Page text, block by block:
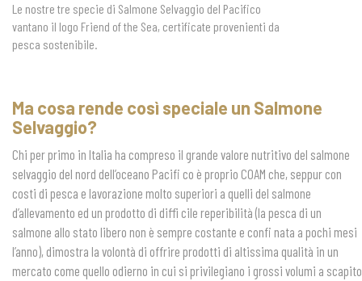
Le nostre tre specie di Salmone Selvaggio del Pacifico
vantano il logo Friend of the Sea, certificate provenienti da
pesca sostenibile.
Ma cosa rende così speciale un Salmone
Selvaggio?
Chi per primo in Italia ha compreso il grande valore nutritivo del salmone
selvaggio del nord dell’oceano Pacifi co è proprio COAM che, seppur con
costi di pesca e lavorazione molto superiori a quelli del salmone
d’allevamento ed un prodotto di diffi cile reperibilità (la pesca di un
salmone allo stato libero non è sempre costante e confi nata a pochi mesi
l’anno), dimostra la volontà di offrire prodotti di altissima qualità in un
mercato come quello odierno in cui si privilegiano i grossi volumi a scapito